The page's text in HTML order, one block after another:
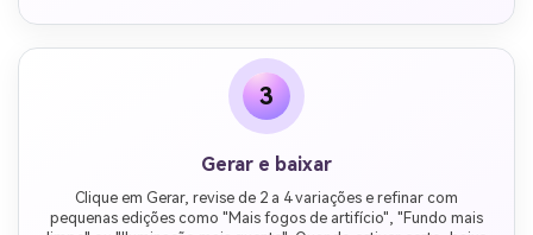
3
Gerar e baixar
Clique em Gerar, revise de 2 a 4 variações e refinar com
pequenas edições como "Mais fogos de artifício", "Fundo mais